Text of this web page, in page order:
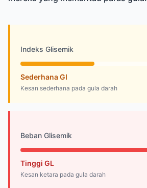
Indeks Glisemik
Sederhana GI
Kesan sederhana pada gula darah
Beban Glisemik
Tinggi GL
Kesan ketara pada gula darah